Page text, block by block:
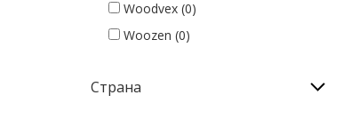
Woodvex (0)
Woozen (0)
Страна